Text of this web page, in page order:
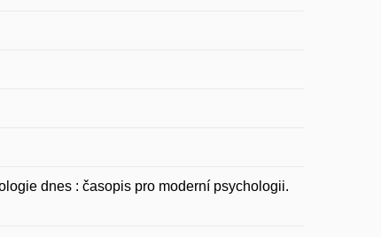
dnes : časopis pro moderní psychologii.